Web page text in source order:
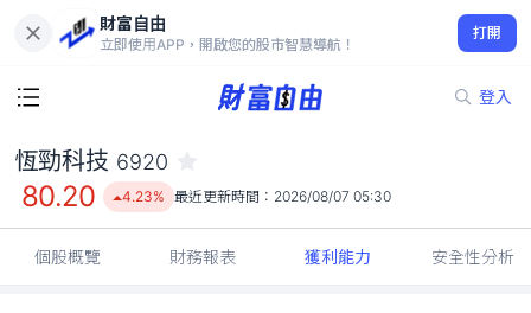
財富自由
立即使用APP，開啟您的股市智慧導航！
打開
登入
80.20
4.23%
恆勁科技 6920
80.20 4.23% 最近更新時間： 2026/08/07 05:30
個股概覽 財務報表 獲利能力 安全性分析